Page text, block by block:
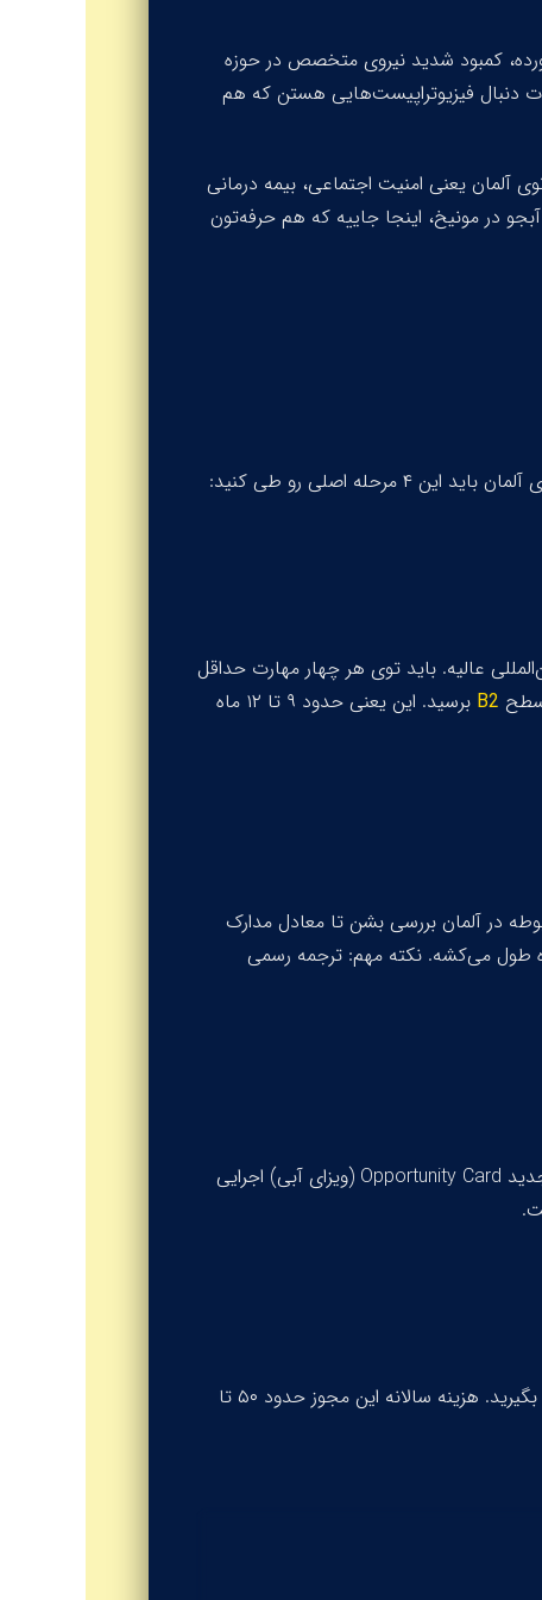
کمبود شدید نیروی متخصص در حوزه
فیزیوتراپیست‌هایی هستن که هم
راحتی به ۴,۰۰۰ یورو یا بیشتر می‌رسه. زندگی توی آلمان یعنی امنیت اجتماعی، بیمه درمانی
در مونیخ، اینجا جاییه که هم حرفه‌تون
اصلی رو طی کنید:
عالیه. باید توی هر چهار مهارت حداقل
سطح B2
برسید. این یعنی حدود ۹ تا ۱۲ ماه
در آلمان بررسی بشن تا معادل مدارک
می‌شه. هزینه‌اش حدود ۲۰۰ تا ۶۰۰ یورو و زمانش ۳ تا ۶ ماه طول می‌کشه. نکته مهم: ترجمه رسمی
Opportunity Card (ویزای آبی) اجرایی
) ثبت‌نام کنید و مجوز practice بگیرید. هزینه سالانه این مجوز حدود ۵۰ تا